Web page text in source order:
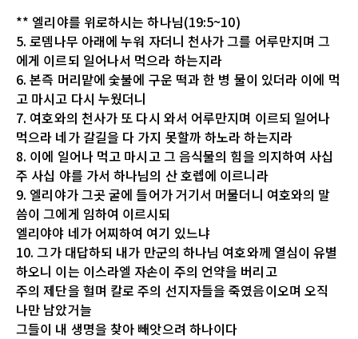
** 엘리야를 위로하시는 하나님(19:5~10)
5. 로뎀나무 아래에 누워 자더니 천사가 그를 어루만지며 그
에게 이르되 일어나서 먹으라 하는지라
6. 본즉 머리맡에 숯불에 구운 떡과 한 병 물이 있더라 이에 먹
고 마시고 다시 누웠더니
7. 여호와의 천사가 또 다시 와서 어루만지며 이르되 일어나
먹으라 네가 갈길을 다 가지 못할까 하노라 하는지라
8. 이에 일어나 먹고 마시고 그 음식물의 힘을 의지하여 사십
주 사십 야를 가서 하나님의 산 호렙에 이르니라
9. 엘리야가 그곳 굴에 들어가 거기서 머물더니 여호와의 말
씀이 그에게 임하여 이르시되
엘리야야 네가 어찌하여 여기 있느냐
10. 그가 대답하되 내가 만군의 하나님 여호와께 열심이 유별
하오니 이는 이스라엘 자손이 주의 언약을 버리고
주의 제단을 헐며 칼로 주의 선지자들을 죽였음이오며 오직
나만 남았거늘
그들이 내 생명을 찾아 빼앗으려 하나이다